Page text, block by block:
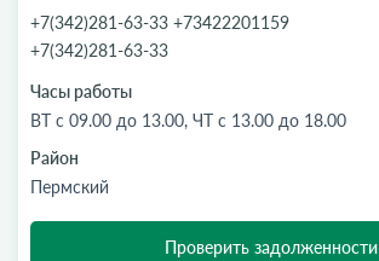
+7(342)281-63-33 +73422201159
+7(342)281-63-33
Часы работы
ВТ с 09.00 до 13.00, ЧТ с 13.00 до 18.00
Район
Пермский
Проверить задолженности